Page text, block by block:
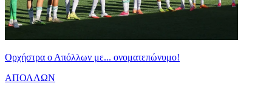
Ορχήστρα o Aπόλλων με... ονοματεπώνυμο!
ΑΠΟΛΛΩΝ